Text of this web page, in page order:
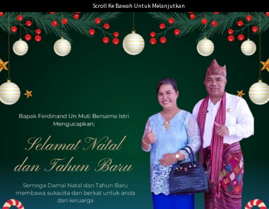
ke
konten
Scroll Ke Bawah Untuk Melanjutkan